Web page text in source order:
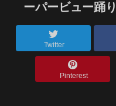
ーパービュー踊
Twitter
Pinterest